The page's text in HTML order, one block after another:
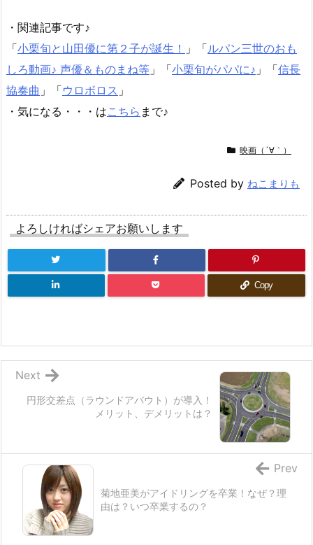
・関連記事です♪
「小栗旬と山田優に第２子が誕生！ 」「ルパン三世のおも
しろ動画♪ 声優＆ものまね等 」「小栗旬がパパに♪ 」「信長
協奏曲 」「ウロボロス 」
・気になる・・・はこちら まで♪
映画（´∀｀）
Posted by ねこまりも
よろしければシェアお願いします
Copy
円形交差点（ラウンドアバウト）が導入！
メリット、デメリットは？
Next
菊地亜美がアイドリングを卒業！なぜ？理
由は？いつ卒業するの？
Prev